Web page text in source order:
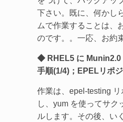
下さい。既に、何かし
ムで作業することは、
のです。。一応、お約
◆ RHEL5 に Munin2.0
手順(1/4)；EPELリポ
作業は、epel-testing
し、yum を使ってサク
ルします。その後、い